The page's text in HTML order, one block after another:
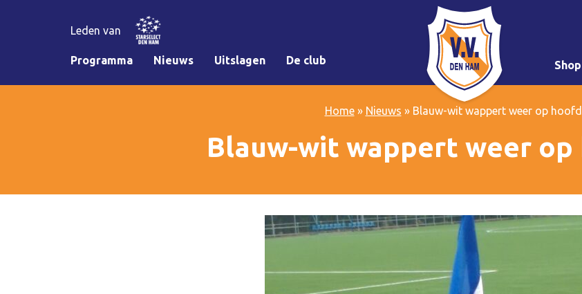
Leden van
Programma Nieuws Uitslagen De club Shop
Home» Nieuws » Blauw-wit wappert weer op
Blauw-wit wappert weer